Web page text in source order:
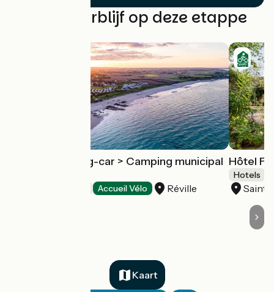
Vind uw verblijf op deze etappe
Aire de camping-car > Camping municipal
Accueil Vélo Réville
Hôtel
Hotels
Saint-
Kaart